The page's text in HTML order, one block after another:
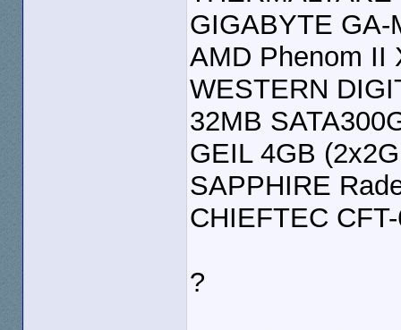
GIGABYTE GA-
AMD Phenom II
WESTERN
32MB
GEIL 4GB
SAPPHIRE
CHIEFTEC
?